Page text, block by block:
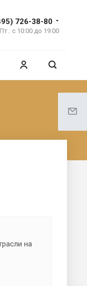
726-38-80
с 10:00 до 19:00
на